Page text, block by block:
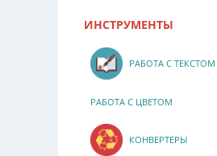
ИНСТРУМЕНТЫ
РАБОТА С ТЕКСТОМ
РАБОТА С ЦВЕТОМ
КОНВЕРТЕРЫ